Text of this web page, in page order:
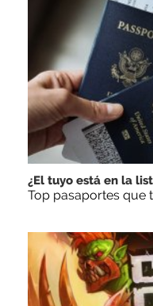
¿El tuyo está en la
Top pasaportes que